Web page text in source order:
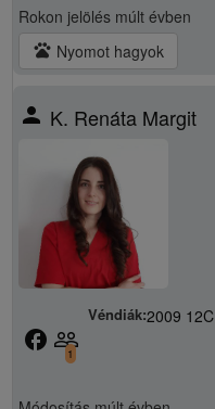
Rokon jelölés múlt évben
pets Nyomot hagyok
person K. Renáta Margit
Véndiák:2009 12C
facebook people_outline
1